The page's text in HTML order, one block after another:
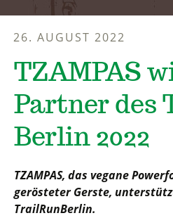
26. AUGUST 2022
TZAMPAS
Partner des
Berlin 2022
TZAMPAS, das vegane
gerösteter Gerste,
TrailRunBerlin.